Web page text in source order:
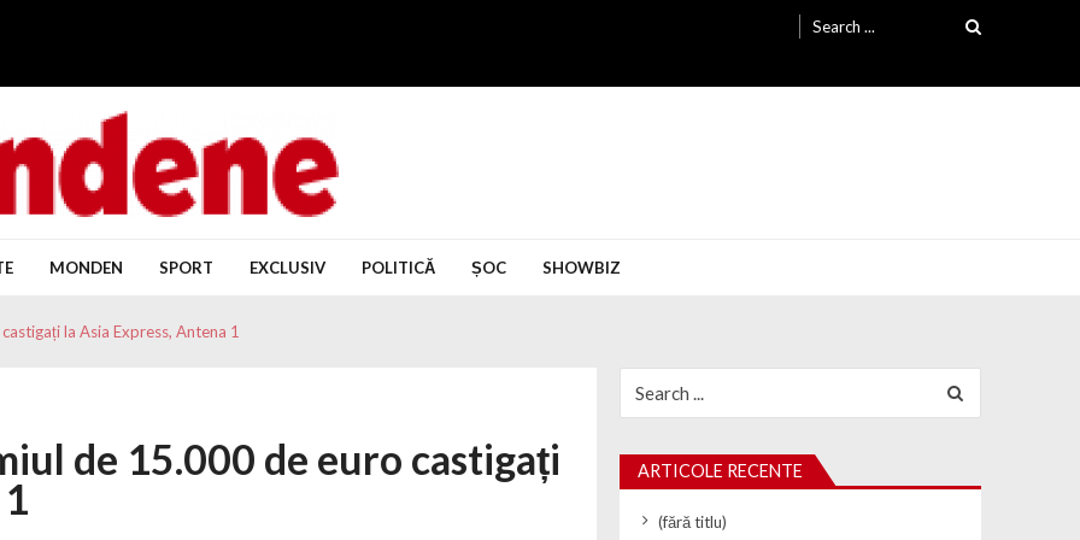
Search for:
MONDEN SPORT EXCLUSIV POLITICĂ ȘOC SHOWBIZ
la Asia Express, Antena 1
de 15.000 de euro castigați
ARTICOLE RECENTE
(fără titlu)